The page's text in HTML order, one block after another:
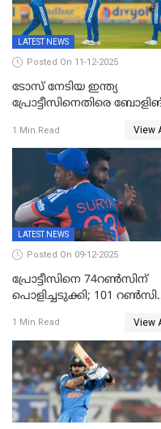
LATEST NEWS
Posted On 11-12-2025
ടോസ് നേടിയ ഇന്ത്യ
പ്രോട്ടീസിനെതിരെ
1 Min Read View
LATEST NEWS
Posted On 09-12-2025
പ്രോട്ടീസിനെ 74റൺസിന്‌
പൊളിച്ചടുക്കി; 101
വിക്കറ്റ് തികയ്ക്കുന്ന
താരമായി ബുമ്ര
1 Min Read View